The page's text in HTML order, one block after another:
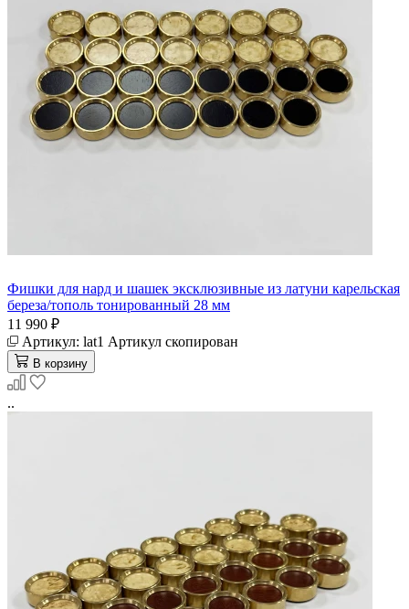
Фишки для нард и шашек эксклюзивные из латуни карельская
береза/тополь тонированный 28 мм
11 990 ₽
Артикул: lat1 Артикул скопирован
В корзину
..